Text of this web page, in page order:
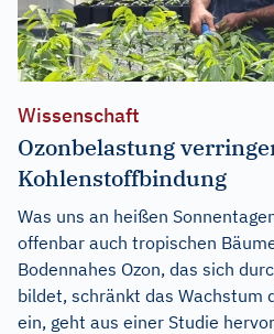
Wissenschaft
Ozonbelastung
Kohlenstoffbindung
Was uns an heißen
offenbar auch tropischen
Bodennahes Ozon, das sich
bildet, schränkt das Wachstum
ein, geht aus einer Studie